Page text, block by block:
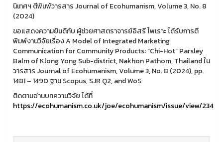
นิเทศฯ ตีพิมพ์วารสาร Journal of Ecohumanism, Volume 3, No. 8
(2024)
ขอแสดงความยินดีกับ ผู้ช่วยศาสตราจารย์อิสรี ไพเราะ ได้รับการตี
พิมพ์งานวิจัยเรื่อง A Model of Integrated Marketing
Communication for Community Products: “Chi-Hot” Parsley
Balm of Klong Yong Sub-district, Nakhon Pathom, Thailand ใน
วารสาร Journal of Ecohumanism, Volume 3, No. 8 (2024), pp.
1481 – 1490 ฐาน Scopus, SJR Q2, and WoS
ติดตามอ่านบทความวิจัย ได้ที่
https://ecohumanism.co.uk/joe/ecohumanism/issue/view/234